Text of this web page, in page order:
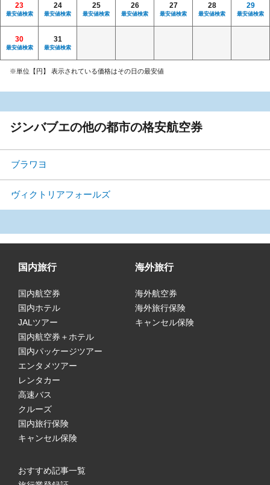
23
最安値検索
24
最安値検索
25
最安値検索
26
最安値検索
27
最安値検索
28
最安値検索
29
最安値検索
30
最安値検索
31
最安値検索
※単位【円】 表示されている価格はその日の最安値
ジンバブエの他の都市の格安航空券
ブラワヨ
ヴィクトリアフォールズ
国内旅行
国内航空券
国内ホテル
JALツアー
国内航空券＋ホテル
国内パッケージツアー
エンタメツアー
レンタカー
高速バス
クルーズ
国内旅行保険
キャンセル保険
海外旅行
海外航空券
海外旅行保険
キャンセル保険
おすすめ記事一覧